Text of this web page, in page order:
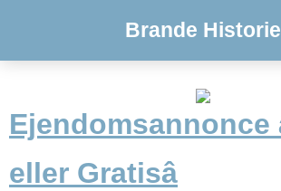
Brande Historie
Ejendomsannonce
eller Gratisâ